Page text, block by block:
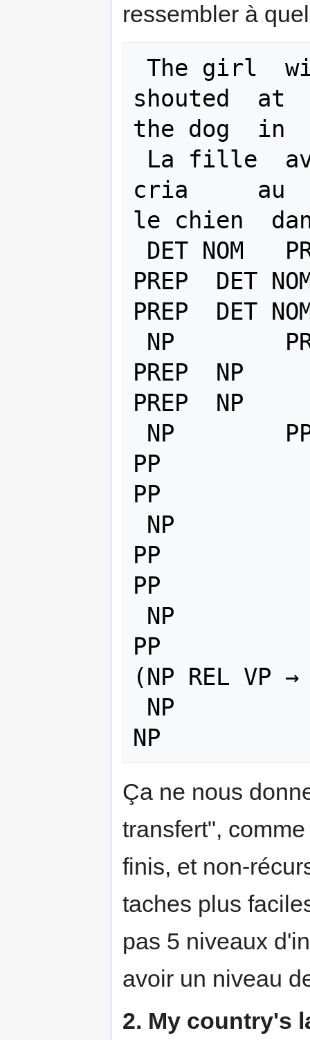
ressembler à
shouted  at
the dog  in
cria     au
le chien
PREP  DET
PREP  DET
PREP  NP
PREP  NP
PP
PP
PP
PP
PP
(NP REL VP →
Ça ne nous
transfert",
finis, et non-
taches plus
pas 5 niveaux
avoir un niveau
2. My country's